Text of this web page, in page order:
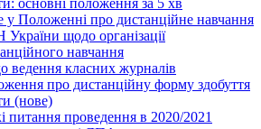
у Положенні про дистанційне навчання
щодо організації
навчання
ведення класних журналів
про дистанційну форму здобуття
(нове)
питання проведення в 2020/2021